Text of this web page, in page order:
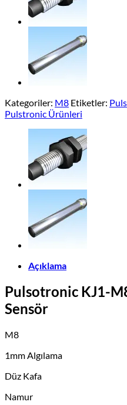
Kategoriler: M8 Etiketler:
Pulstronic Ürünleri
Açıklama
Pulsotronic KJ1-
Sensör
M8
1mm Algılama
Düz Kafa
Namur